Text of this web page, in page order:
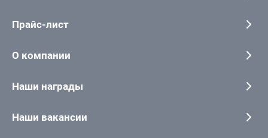
Прайс-лист
О компании
Наши награды
Наши вакансии